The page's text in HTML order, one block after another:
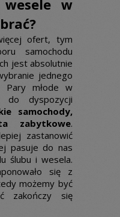
wesele w
ofert, tym
samochodu
jest absolutnie
jednego
Pary młode w
do dyspozycji
samochody,
zabytkowe.
zastanowić
pasuje do nas
ślubu i wesela.
się z
możemy być
zakończy się